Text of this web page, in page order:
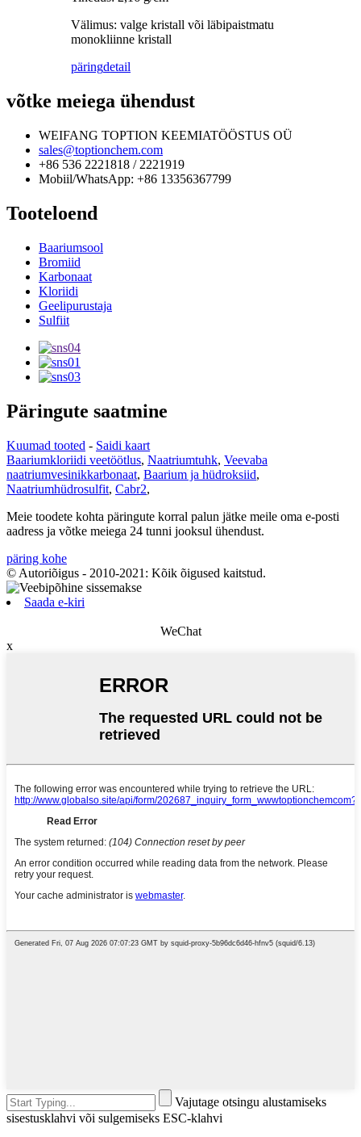
Välimus: valge kristall või läbipaistmatu
monokliinne kristall
päringdetail
võtke meiega ühendust
WEIFANG TOPTION KEEMIATÖÖSTUS OÜ
sales@toptionchem.com
+86 536 2221818 / 2221919
Mobiil/WhatsApp: +86 13356367799
Tooteloend
Baariumsool
Bromiid
Karbonaat
Kloriidi
Geelipurustaja
Sulfiit
Päringute saatmine
Kuumad tooted - Saidi kaart
Baariumkloriidi veetöötlus, Naatriumtuhk, Veevaba
naatriumvesinikkarbonaat, Baarium ja hüdroksiid,
Naatriumhüdrosulfit, Cabr2,
Meie toodete kohta päringute korral palun jätke meile oma e-posti
aadress ja võtke meiega 24 tunni jooksul ühendust.
päring kohe
© Autoriõigus - 2010-2021: Kõik õigused kaitstud.
Saada e-kiri
WeChat
x
Vajutage otsingu alustamiseks
sisestusklahvi või sulgemiseks ESC-klahvi